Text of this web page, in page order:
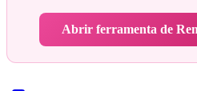
Abrir ferramenta de